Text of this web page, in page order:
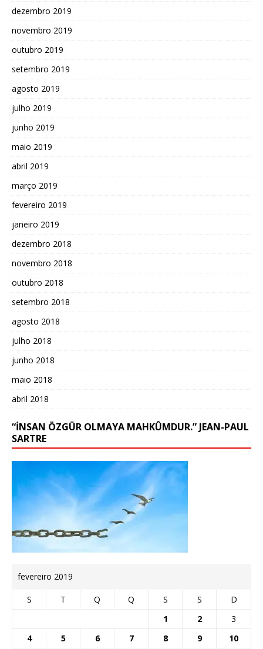
dezembro 2019
novembro 2019
outubro 2019
setembro 2019
agosto 2019
julho 2019
junho 2019
maio 2019
abril 2019
março 2019
fevereiro 2019
janeiro 2019
dezembro 2018
novembro 2018
outubro 2018
setembro 2018
agosto 2018
julho 2018
junho 2018
maio 2018
abril 2018
“İNSAN ÖZGÜR OLMAYA MAHKÛMDUR.” JEAN-PAUL
SARTRE
fevereiro 2019
S T Q Q S S
D
1
2
3
4
5 6 7 8 9 10